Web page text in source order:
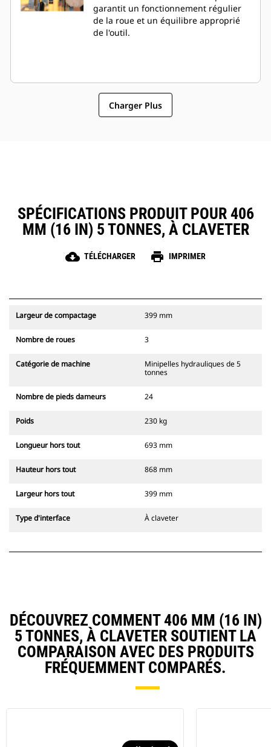
garantit un fonctionnement régulier
de la roue et un équilibre approprié
de l'outil.
Charger Plus
SPÉCIFICATIONS PRODUIT POUR 406
MM (16 IN) 5 TONNES, À CLAVETER
cloud_download TÉLÉCHARGER print IMPRIMER
Largeur de compactage 399 mm
Nombre de roues 3
Catégorie de machine
Minipelles hydrauliques de 5
tonnes
Nombre de pieds dameurs 24
Poids 230 kg
Longueur hors tout 693 mm
Hauteur hors tout 868 mm
Largeur hors tout 399 mm
Type d'interface À claveter
DÉCOUVREZ COMMENT 406 MM (16 IN)
5 TONNES, À CLAVETER SOUTIENT LA
COMPARAISON AVEC DES PRODUITS
FRÉQUEMMENT COMPARÉS.